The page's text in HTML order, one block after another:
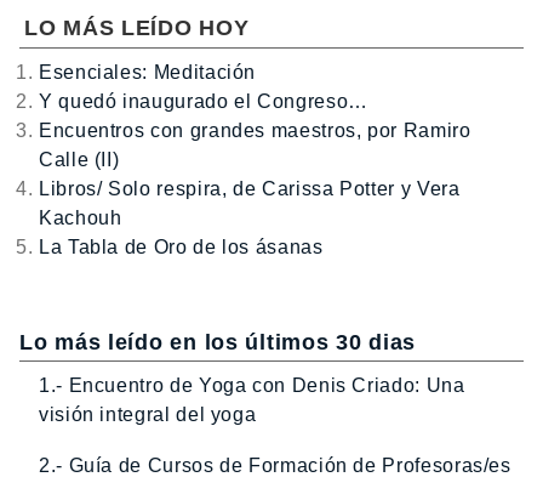
LO MÁS LEÍDO HOY
Esenciales: Meditación
Y quedó inaugurado el Congreso…
Encuentros con grandes maestros, por Ramiro
Calle (II)
Libros/ Solo respira, de Carissa Potter y Vera
Kachouh
La Tabla de Oro de los ásanas
Lo más leído en los últimos 30 dias
1.- Encuentro de Yoga con Denis Criado: Una
visión integral del yoga
2.- Guía de Cursos de Formación de Profesoras/es